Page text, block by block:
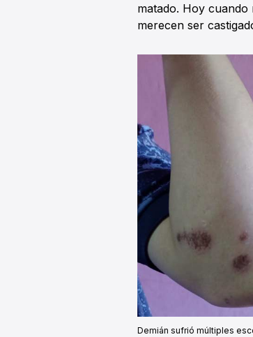
matado. Hoy
merecen ser
Demián sufrió múltiples